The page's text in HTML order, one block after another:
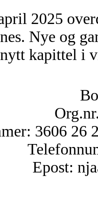
2025
Nye og
nytt kapittel i
3606 26
Epost: